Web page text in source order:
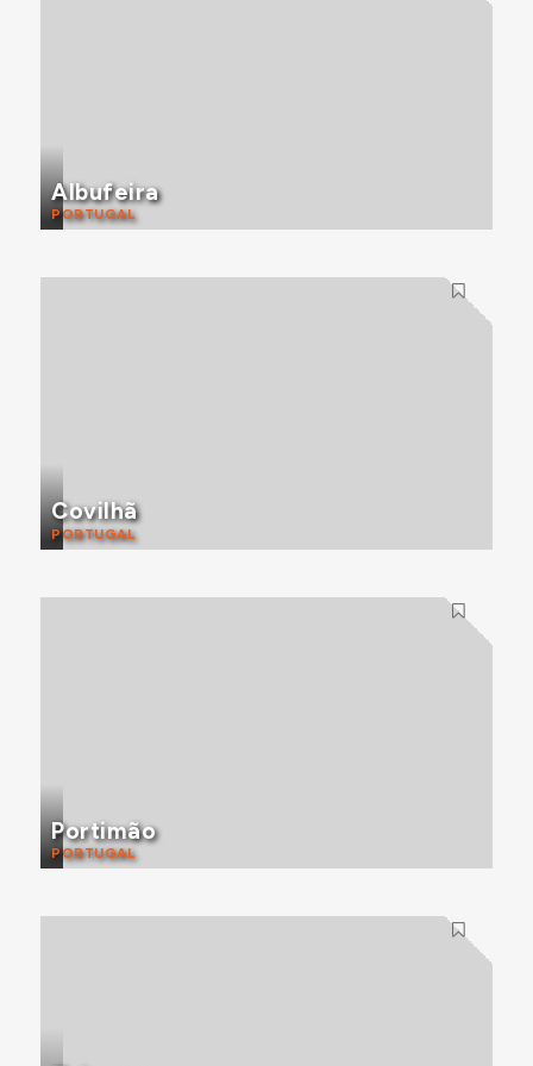
Albufeira
PORTUGAL
Covilhã
PORTUGAL
Portimão
PORTUGAL